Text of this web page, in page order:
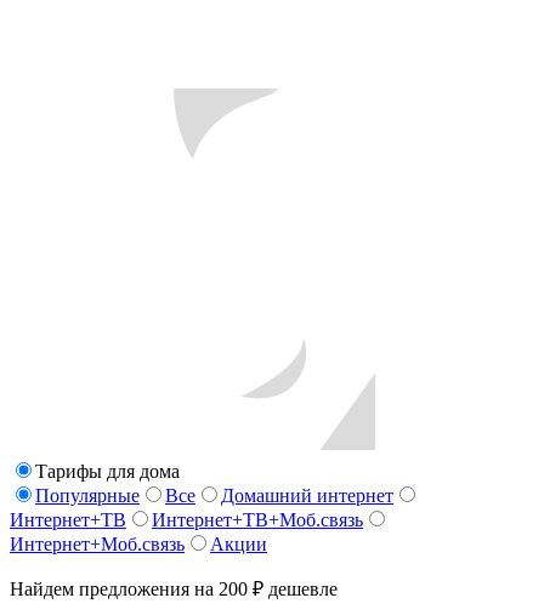
Тарифы для дома
Популярные
Все
Домашний интернет
Интернет+ТВ
Интернет+ТВ+Моб.связь
Интернет+Моб.связь
Акции
Найдем предложения на 200 ₽ дешевле